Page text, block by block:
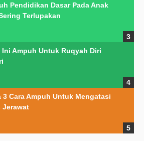
Pendidikan Dasar Pada Anak
Terlupakan
Ini Ampuh Untuk Ruqyah Diri
3 Cara Ampuh Untuk Mengatasi
Jerawat